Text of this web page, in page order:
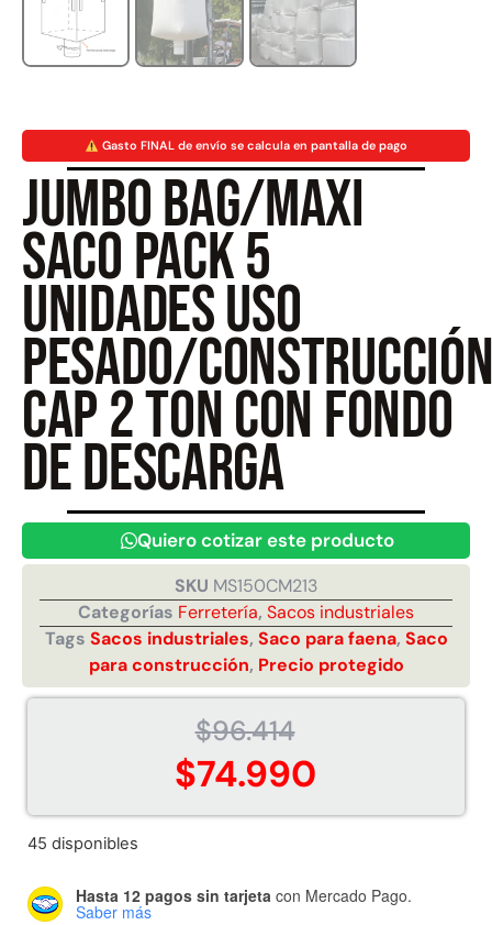
Gasto FINAL de envío se calcula en pantalla de pago
Jumbo bag/Maxi
saco Pack 5
unidades Uso
pesado/
Cap 2 ton Con fondo
de descarga
Quiero cotizar este producto
SKU MS150CM213
Categorías Ferretería, Sacos industriales
Tags Sacos industriales, Saco para faena, Saco
para construcción, Precio protegido
$96.414
$74.990
45 disponibles
Hasta 12 pagos sin tarjeta con Mercado Pago.
Saber más
Juego Modular 40 QplayGround
$ 4.859.984
Leer más
Juego Modular 02 QplayGround
Leer más